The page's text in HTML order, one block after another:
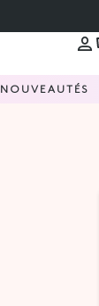
NOUVEAUTÉS